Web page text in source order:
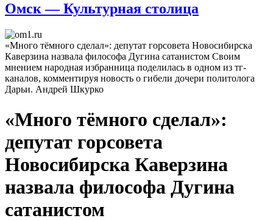
Омск — Культурная столица
«Много тёмного сделал»: депутат горсовета Новосибирска
Каверзина назвала философа Дугина сатанистом Своим
мнением народная избранница поделилась в одном из тг-
каналов, комментируя новость о гибели дочери политолога
Дарьи. Андрей Шкурко
«Много тёмного сделал»:
депутат горсовета
Новосибирска Каверзина
назвала философа Дугина
сатанистом